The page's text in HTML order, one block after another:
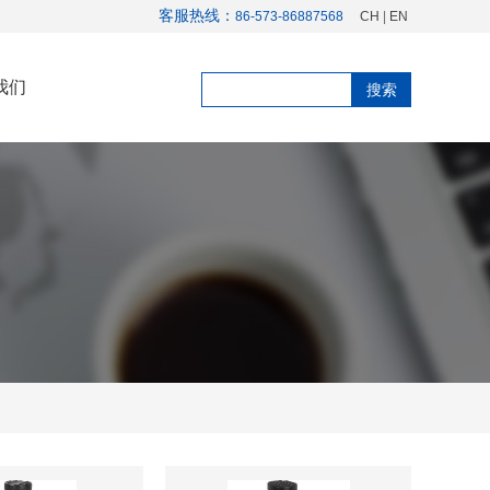
客服热线： 86-573-86887568 CH EN
搜索
们